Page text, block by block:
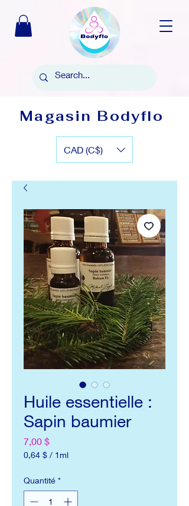
Magasin Bodyflo
CAD (C$)
Huile essentielle :
Sapin baumier
7,00 $Prix
0,64 $ / 1ml
pour
1
Millilitre
Quantité *